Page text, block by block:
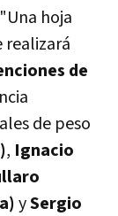
hoja
realizará
de
de peso
, Ignacio
ySergio